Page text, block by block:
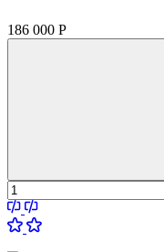
186 000 Р